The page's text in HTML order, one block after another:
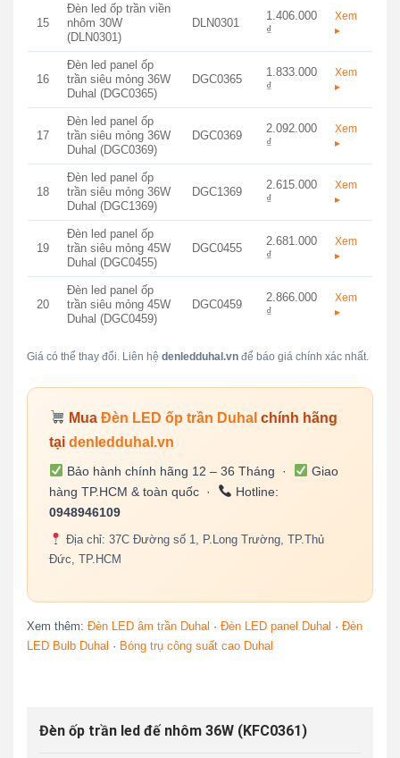
15
Đèn led ốp trần viền
nhôm 30W
(DLN0301)
DLN0301
1.406.000
₫
Xem
▸
16
Đèn led panel ốp
trần siêu mỏng 36W
Duhal (DGC0365)
DGC0365
1.833.000
₫
Xem
▸
17
Đèn led panel ốp
trần siêu mỏng 36W
Duhal (DGC0369)
DGC0369
2.092.000
₫
Xem
▸
18
Đèn led panel ốp
trần siêu mỏng 36W
Duhal (DGC1369)
DGC1369
2.615.000
₫
Xem
▸
19
Đèn led panel ốp
trần siêu mỏng 45W
Duhal (DGC0455)
DGC0455
2.681.000
₫
Xem
▸
20
Đèn led panel ốp
trần siêu mỏng 45W
Duhal (DGC0459)
DGC0459
2.866.000
₫
Xem
▸
Giá có thể thay đổi. Liên hệ denledduhal.vnđể báo giá chính xác nhất.
MuaĐèn LED ốp trần Duhal chính hãng
tại denledduhal.vn
Bảo hành chính hãng 12 – 36 Tháng ·
Giao
hàng TP.HCM & toàn quốc ·
Hotline:
0948946109
Địa chỉ: 37C Đường số 1, P.Long Trường, TP.Thủ
Đức, TP.HCM
Xem thêm: Đèn LED âm trần Duhal · Đèn LED panel Duhal · Đèn
LED Bulb Duhal · Bóng trụ công suất cao Duhal
Đèn ốp trần led đế nhôm 36W (KFC0361)